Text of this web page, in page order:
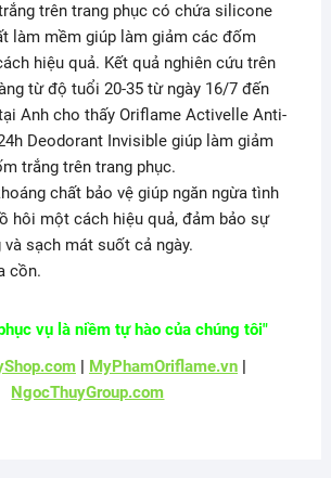
trên trang phục có chứa silicone
làm mềm giúp làm giảm các đốm
hiệu quả. Kết quả nghiên cứu trên
từ độ tuổi 20-35 từ ngày 16/7 đến
Anh cho thấy Oriflame Activelle Anti-
Deodorant Invisible giúp làm giảm
trắng trên trang phục.
chất bảo vệ giúp ngăn ngừa tình
hôi một cách hiệu quả, đảm bảo sự
và sạch mát suốt cả ngày.
cồn.
vụ là niềm tự hào của chúng tôi"
| MyPhamOriflame.vn|
NgocThuyGroup.com